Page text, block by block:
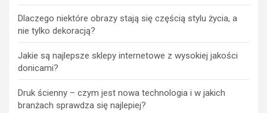
Dlaczego niektóre obrazy stają się częścią stylu życia, a
nie tylko dekoracją?
Jakie są najlepsze sklepy internetowe z wysokiej jakości
donicami?
Druk ścienny – czym jest nowa technologia i w jakich
branżach sprawdza się najlepiej?